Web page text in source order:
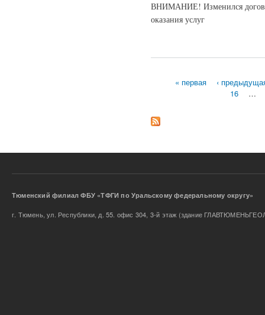
ВНИМАНИЕ! Изменился
оказания услуг
« первая
‹
16
…
Тюменский филиал ФБУ «ТФГИ по Уральскому
г. Тюмень, ул. Республики, д. 55. офис 304, 3-й этаж (здание